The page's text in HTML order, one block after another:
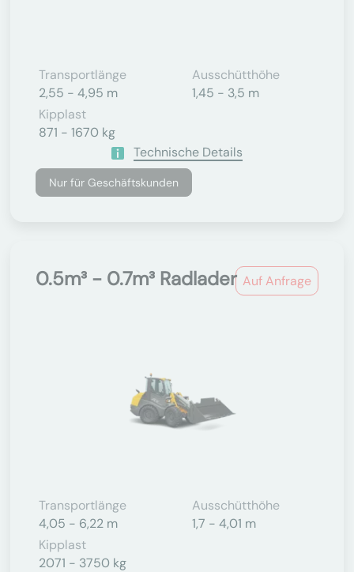
Transportlänge
2,55 - 4,95 m
Ausschütthöhe
1,45 - 3,5 m
Kipplast
871 - 1670 kg
Technische Details
Nur für Geschäftskunden
Auf Anfrage
0.5m³ - 0.7m³ Radlader
Transportlänge
4,05 - 6,22 m
Ausschütthöhe
1,7 - 4,01 m
Kipplast
2071 - 3750 kg